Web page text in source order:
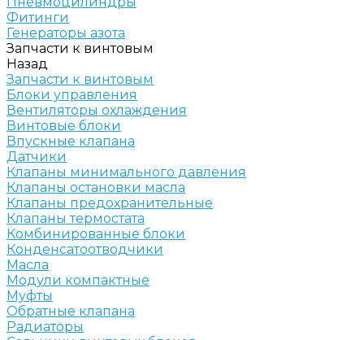
Фитинги
Генераторы азота
Запчасти к винтовым
Назад
Запчасти к винтовым
Блоки управления
Вентиляторы охлаждения
Винтовые блоки
Впускные клапана
Датчики
Клапаны минимального давления
Клапаны остановки масла
Клапаны предохранительные
Клапаны термостата
Комбинированные блоки
Конденсатоотводчики
Масла
Модули компактные
Муфты
Обратные клапана
Радиаторы